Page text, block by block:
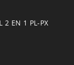
2 EN 1 PL-PX